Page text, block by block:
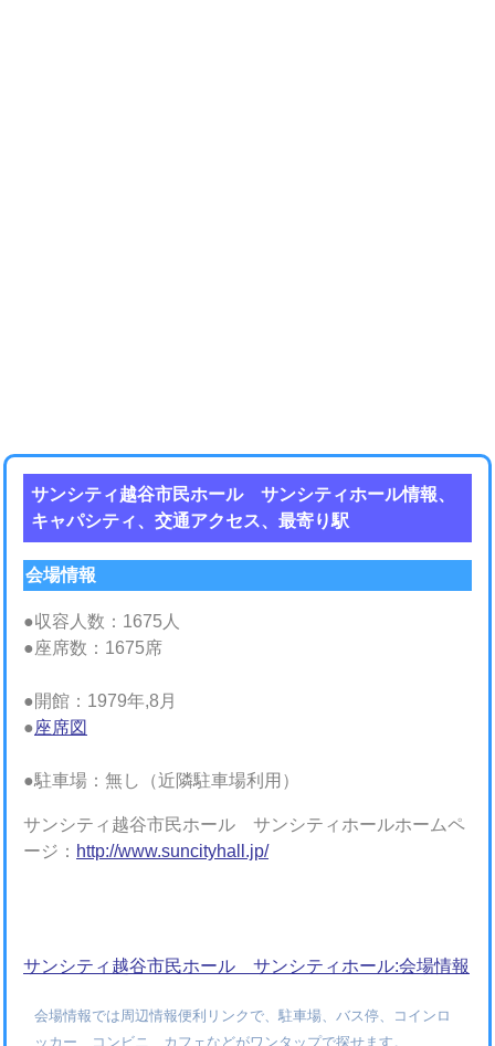
サンシティ越谷市民ホール サンシティホール情報、
キャパシティ、交通アクセス、最寄り駅
会場情報
●収容人数：1675人
●座席数：1675席
●開館：1979年,8月
●座席図
●駐車場：無し（近隣駐車場利用）
サンシティ越谷市民ホール サンシティホールホームペ
ージ： http://www.suncityhall.jp/
サンシティ越谷市民ホール サンシティホール:会場情報
会場情報では周辺情報便利リンクで、駐車場、バス停、コインロ
ッカー、コンビニ、カフェなどがワンタップで探せます。